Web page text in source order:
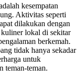
kesempatan
Aktivitas seperti
dilakukan dengan
lokal di sekitar
berkemah.
tidak hanya sekadar
untuk
teman-teman.